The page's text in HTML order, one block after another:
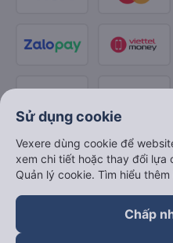
Sử dụng cookie
Vexere dùng cookie để
xem chi tiết hoặc thay đổi lựa
Quản lý cookie. Tìm hiểu
Chấp